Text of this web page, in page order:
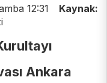
12:31
Kaynak:
Ankara